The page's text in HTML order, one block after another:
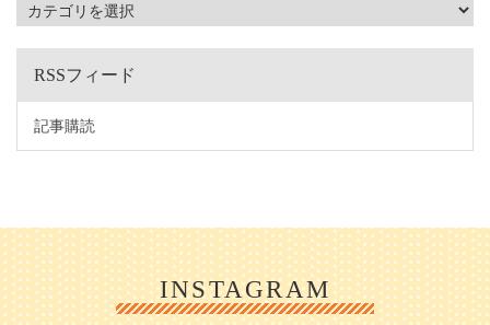
RSSフィード
記事購読
INSTAGRAM